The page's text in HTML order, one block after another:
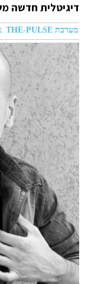
דיגיטלית חדשה
מערכת THE-PULSE